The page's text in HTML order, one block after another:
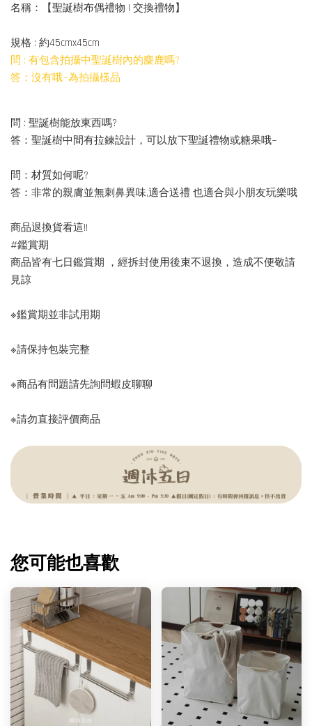
名稱：【聖誕樹布偶禮物 | 交換禮物】
規格 : 約45cmx45cm
問 : 有包含拍攝中聖誕樹內的麋鹿嗎?
答：沒有哦~為拍攝樣品
問 : 聖誕樹能放東西嗎?
答：聖誕樹中間有拉鍊設計，可以放下聖誕禮物或糖果哦~
問：材質如何呢?
答：非常的親膚並無刺鼻異味,適合送禮 也適合與小朋友玩樂哦
商品退換貨看這!!
#鑑賞期
商品皆有七日鑑賞期 ，經拆封使用後束不退換，造成不便敬請
見諒
※鑑賞期並非試用期
※請保持包裝完整
※商品有問題請先詢問蝦皮聊聊
※請勿直接評價商品
您可能也喜歡